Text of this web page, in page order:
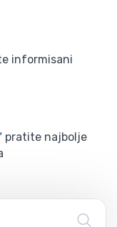
informisani
pratite najbolje